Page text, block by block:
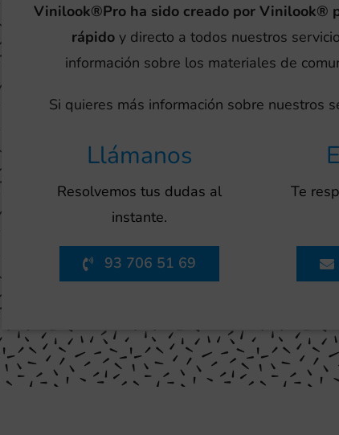
Vinilook®Pro ha sido creado por Vinilook®
rápidoy directo a todos nuestros
información sobre los materiales de
Si quieres más información sobre nuestros
Llámanos
Resolvemos tus dudas al
instante.
93 706 51 69
Te